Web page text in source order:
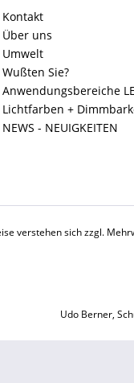
Kontakt
Über uns
Umwelt
Wußten Sie?
Anwendungsbereiche
Lichtfarben +
NEWS - NEUIGKEITEN
verstehen sich zzgl.
Udo Berner,